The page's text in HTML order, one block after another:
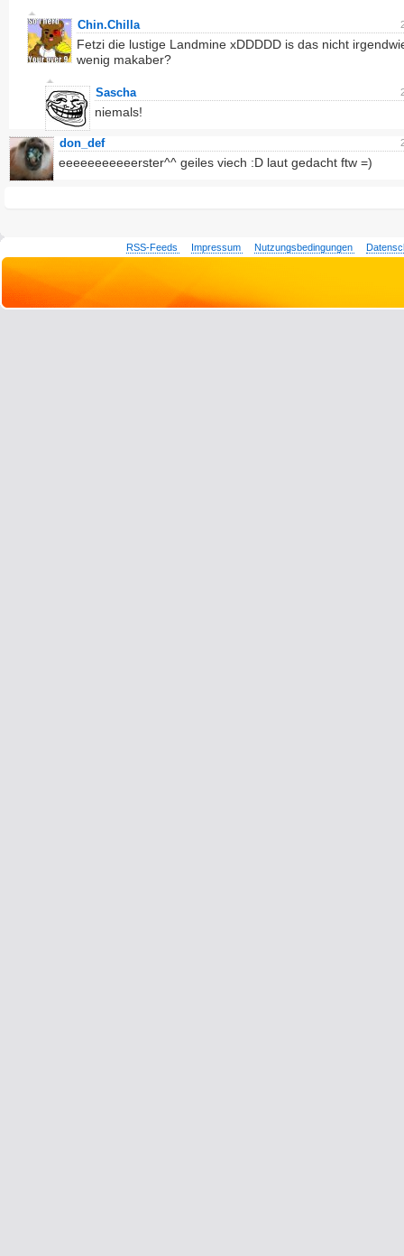
Chin.Chilla
Fetzi die lustige Landmine xDDDDD is das nicht
wenig makaber?
Sascha
niemals!
don_def
eeeeeeeeeeerster^^ geiles viech :D laut gedacht ftw =)
RSS-Feeds Impressum Nutzungsbedingungen